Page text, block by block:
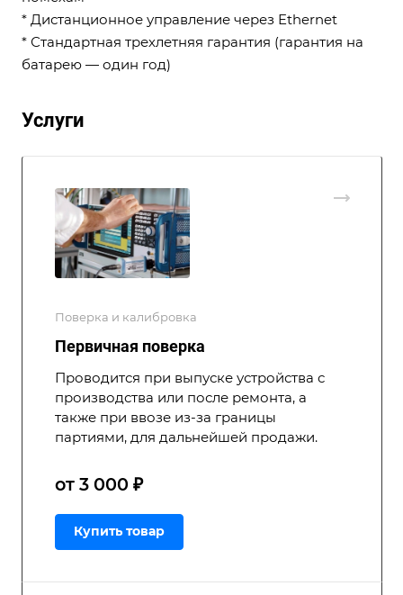
* Дистанционное управление через Ethernet
* Стандартная трехлетняя гарантия (гарантия на
батарею — один год)
Услуги
Поверка и калибровка
Первичная поверка
Проводится при выпуске устройства с
производства или после ремонта, а
также при ввозе из-за границы
партиями, для дальнейшей продажи.
от 3 000 ₽
Купить товар